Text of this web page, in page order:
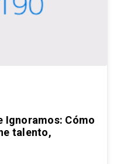
Ignoramos: Cómo
talento,